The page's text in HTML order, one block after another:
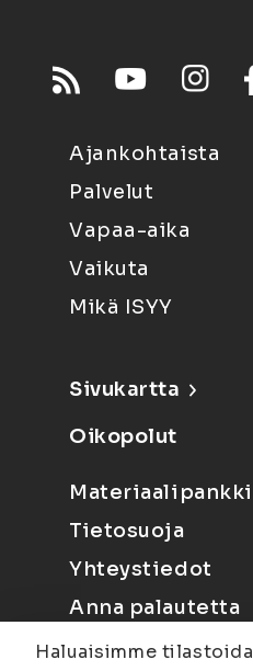
Ajankohtaista
Palvelut
Vapaa-aika
Vaikuta
Mikä ISYY
Sivukartta
Oikopolut
Materiaalipankki
Tietosuoja
Yhteystiedot
Anna palautetta
Haluaisimme